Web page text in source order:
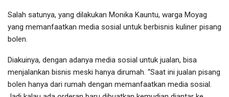
Salah satunya, yang dilakukan Monika Kauntu, warga Moyag
yang memanfaatkan media sosial untuk berbisnis kuliner pisang
bolen.
Diakuinya, dengan adanya media sosial untuk jualan, bisa
menjalankan bisnis meski hanya dirumah. “Saat ini jualan pisang
bolen hanya dari rumah dengan memanfaatkan media sosial.